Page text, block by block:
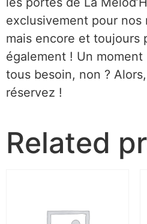
exclusivement pour nos
mais encore et toujours
également ! Un
tous besoin, non ?
réservez !
Related